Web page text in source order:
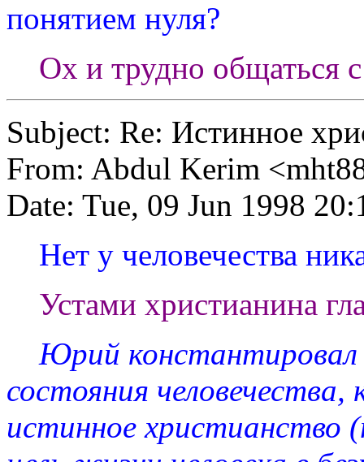
понятием нуля?
Ох и трудно общаться
Subject: Re: Истинное
From: Abdul Kerim <
Date: Tue, 09 Jun 1998
Нет у человечества
Устами христианина
Юрий константировал
состояния
истинное христианство